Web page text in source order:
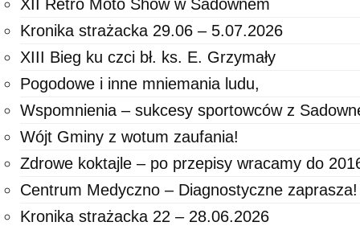
XII Retro Moto Show w Sadownem
Kronika strażacka 29.06 – 5.07.2026
XIII Bieg ku czci bł. ks. E. Grzymały
Pogodowe i inne mniemania ludu,
Wspomnienia – sukcesy sportowców z
Wójt Gminy z wotum zaufania!
Zdrowe koktajle – po przepisy wracamy do
Centrum Medyczno – Diagnostyczne zaprasza!
Kronika strażacka 22 – 28.06.2026